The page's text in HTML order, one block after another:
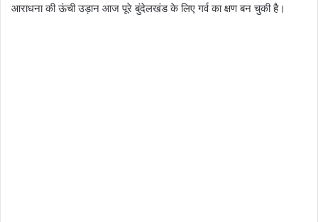
आराधना की ऊंची उड़ान आज पूरे बुंदेलखंड के लिए गर्व का क्षण बन चुकी है।